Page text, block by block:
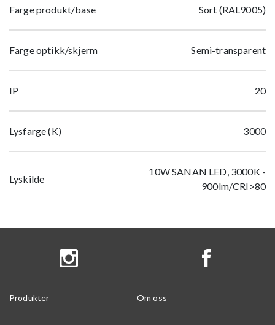
Farge produkt/base Sort (RAL9005)
Farge optikk/skjerm Semi-transparent
IP 20
Lysfarge (K) 3000
Lyskilde
10W SANAN LED, 3000K -
900lm/CRI>80
Produkter Om oss